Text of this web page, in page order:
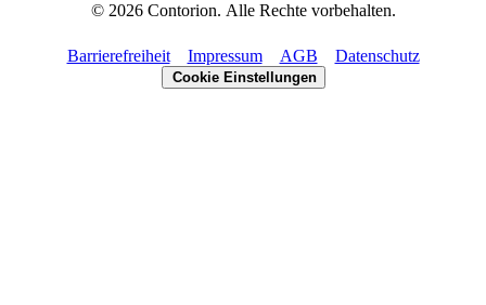
© 2026Contorion. Alle Rechte vorbehalten.
Barrierefreiheit Impressum AGB Datenschutz
Cookie Einstellungen